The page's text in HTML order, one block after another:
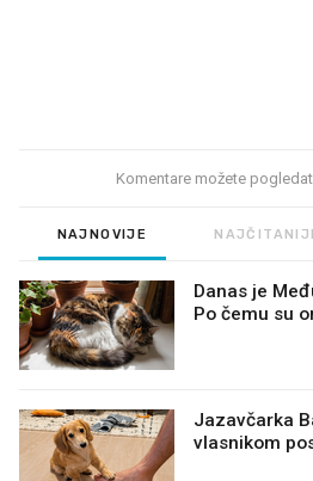
Komentare možete
NAJNOVIJE
Danas je
Po čemu su
Jazavčarka
vlasnikom